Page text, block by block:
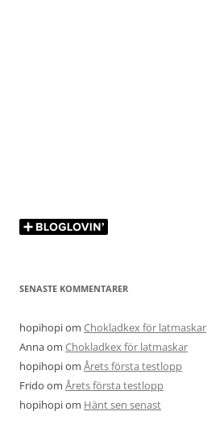
SENASTE KOMMENTARER
hopihopiom Chokladkex för latmaskar
Annaom Chokladkex för latmaskar
hopihopiom Årets första testlopp
Frido om Årets första testlopp
hopihopiom Hänt sen senast